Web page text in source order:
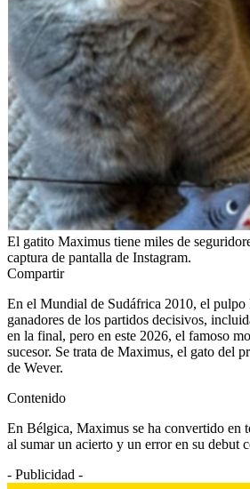
El gatito Maximus tiene miles de
captura de pantalla de Instagram.
Compartir
En el Mundial de Sudáfrica 2010, el pulpo
ganadores de los partidos decisivos,
en la final, pero en este 2026, el famoso
sucesor. Se trata de Maximus, el gato del
de Wever.
Contenido
En Bélgica, Maximus se ha convertido en
al sumar un acierto y un error en su debut
- Publicidad -